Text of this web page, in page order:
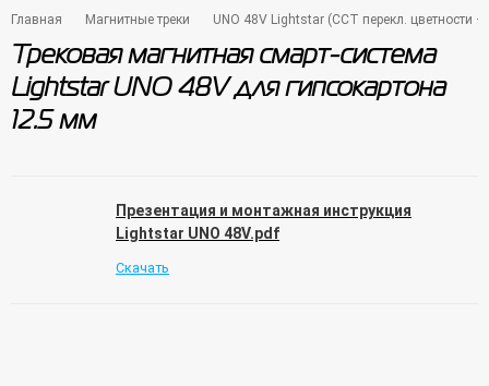
Главная Магнитные треки UNO 48V Lightstar (CCT перекл. цветности
Трековая магнитная смарт-система
Lightstar UNO 48V для гипсокартона
12.5 мм
Презентация и монтажная инструкция
Lightstar UNO 48V.pdf
Скачать